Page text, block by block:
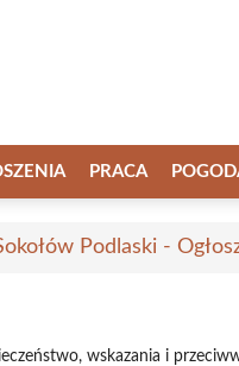
PRACA
Podlaski -
wskazania i